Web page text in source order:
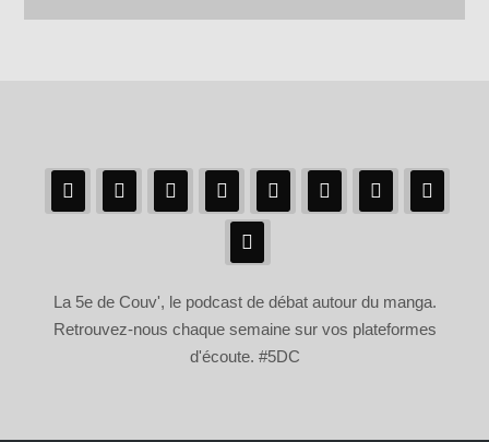
La 5e de Couv', le podcast de débat autour du manga.
Retrouvez-nous chaque semaine sur vos plateformes
d'écoute. #5DC